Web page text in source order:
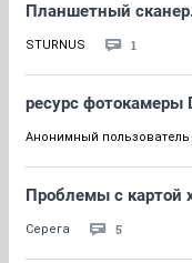
Планшетный
STURNUS 1
ресурс фотокамеры
Анонимный пользователь
Проблемы с картой
Сepeгa 5